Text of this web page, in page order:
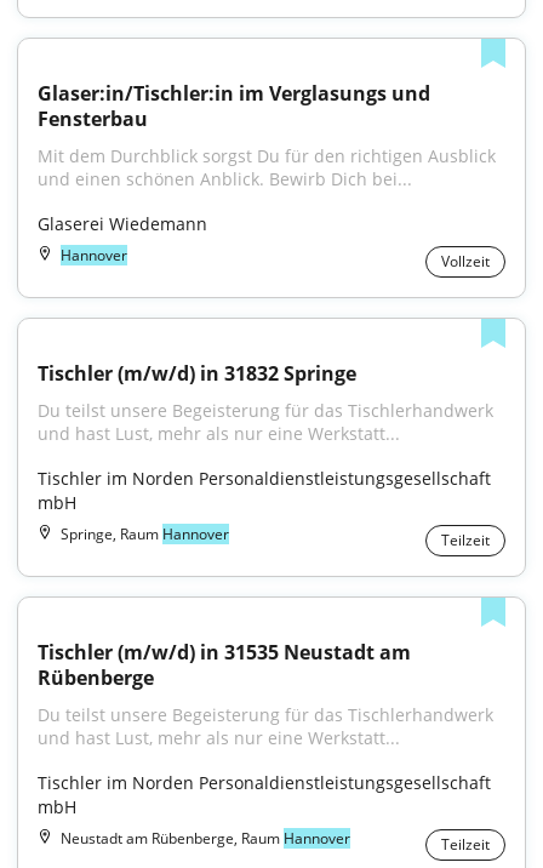
Glaser:in/Tischler:in im Verglasungs und
Fensterbau
Mit dem Durchblick sorgst Du für den richtigen Ausblick
und einen schönen Anblick. Bewirb Dich bei...
Glaserei Wiedemann
Hannover Vollzeit
Tischler (m/w/d) in 31832 Springe
Du teilst unsere Begeisterung für das Tischlerhandwerk
und hast Lust, mehr als nur eine Werkstatt...
Tischler im Norden Personaldienstleistungsgesellschaft
mbH
Springe, Raum Hannover Teilzeit
Tischler (m/w/d) in 31535 Neustadt am
Rübenberge
Du teilst unsere Begeisterung für das Tischlerhandwerk
und hast Lust, mehr als nur eine Werkstatt...
Tischler im Norden Personaldienstleistungsgesellschaft
mbH
Neustadt am Rübenberge, Raum Hannover Teilzeit